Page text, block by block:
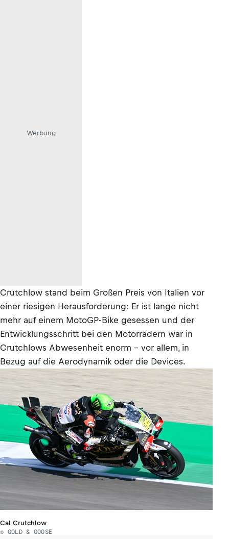
Werbung
Crutchlow stand beim Großen Preis von Italien vor
einer riesigen Herausforderung: Er ist lange nicht
mehr auf einem MotoGP-Bike gesessen und der
Entwicklungsschritt bei den Motorrädern war in
Crutchlows Abwesenheit enorm – vor allem, in
Bezug auf die Aerodynamik oder die Devices.
Cal Crutchlow
© GOLD & GOOSE